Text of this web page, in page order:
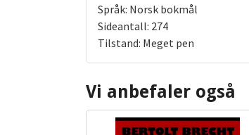
Språk: Norsk bokmål
Sideantall: 274
Tilstand: Meget pen
Vi anbefaler også